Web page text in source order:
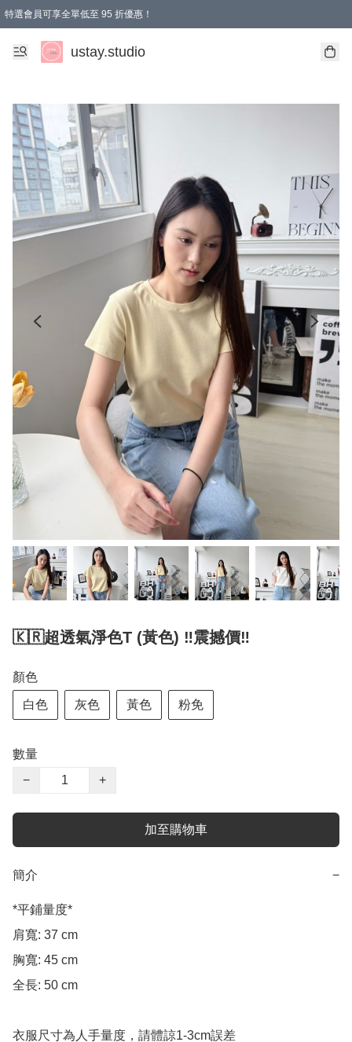
特選會員可享全單低至 95 折優惠！
ustay.studio
🇰🇷超透氣淨色T (黃色) ‼️震撼價‼️
顏色
白色 灰色 黃色 粉免
數量
−
+
加至購物車
簡介 −
*平鋪量度*
肩寬: 37 cm
胸寬: 45 cm
全長: 50 cm